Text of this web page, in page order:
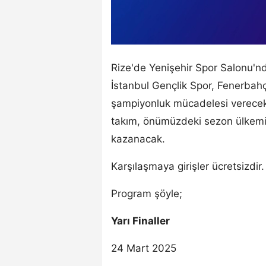
Rize'de Yenişehir Spor
İstanbul Gençlik Spor,
şampiyonluk mücadelesi
takım, önümüzdeki sezon
kazanacak.
Karşılaşmaya girişler ücretsizdir.
Program şöyle;
Yarı Finaller
24 Mart 2025